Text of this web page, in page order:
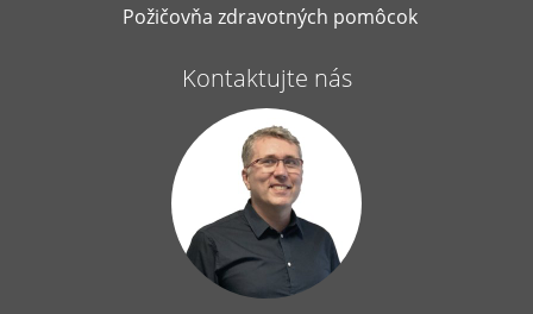
Požičovňa zdravotných pomôcok
Kontaktujte nás